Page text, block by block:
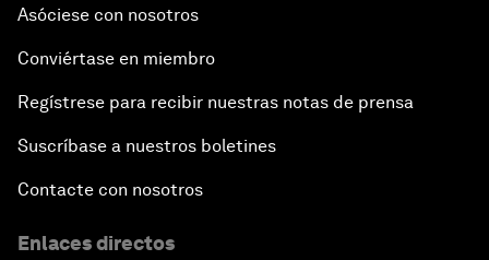
Asóciese con nosotros
Conviértase en miembro
Regístrese para recibir nuestras notas de prensa
Suscríbase a nuestros boletines
Contacte con nosotros
Enlaces directos